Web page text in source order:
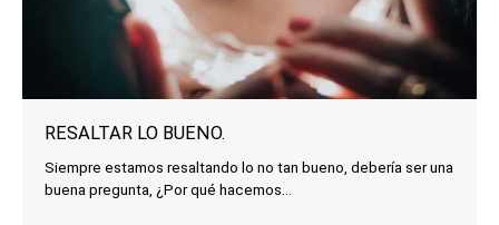
RESALTAR LO BUENO.
Siempre estamos resaltando lo no tan bueno, debería ser una
buena pregunta, ¿Por qué hacemos...